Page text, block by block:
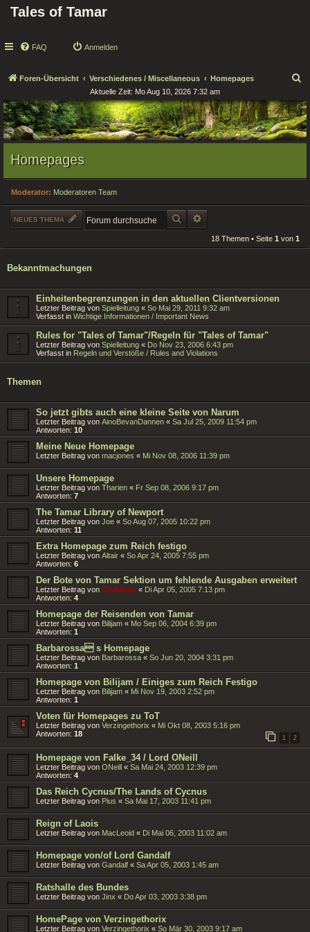
Tales of Tamar
FAQ Anmelden
Foren-Übersicht Verschiedenes / Miscellaneous Homepages
c
h
e
Aktuelle Zeit: Mo Aug 10, 2026 7:32 am
Homepages
Moderator: Moderatoren Team
NEUES THEMA SUCHE
18 Themen • Seite 1 von 1
Bekanntmachungen
Einheitenbegrenzungen in den aktuellen Clientversionen
Letzter Beitrag von Spielleitung « So Mai 29, 2011 9:32 am
Verfasst in Wichtige Informationen / Important News
Rules for "Tales of Tamar"/Regeln für "Tales of Tamar"
Letzter Beitrag von Spielleitung « Do Nov 23, 2006 6:43 pm
Verfasst in Regeln und Verstöße / Rules and Violations
Themen
So jetzt gibts auch eine kleine Seite von Narum
Letzter Beitrag von AinoBevanDannen « Sa Jul 25, 2009 11:54 pm
Antworten: 10
Meine Neue Homepage
Letzter Beitrag von macjones « Mi Nov 08, 2006 11:39 pm
Unsere Homepage
Letzter Beitrag von Tharien « Fr Sep 08, 2006 9:17 pm
Antworten: 7
The Tamar Library of Newport
Letzter Beitrag von Joe « So Aug 07, 2005 10:22 pm
Antworten: 11
Extra Homepage zum Reich festigo
Letzter Beitrag von Altair « So Apr 24, 2005 7:55 pm
Antworten: 6
Der Bote von Tamar Sektion um fehlende Ausgaben erweitert
Letzter Beitrag von Godefroy « Di Apr 05, 2005 7:13 pm
Antworten: 4
Homepage der Reisenden von Tamar
Letzter Beitrag von Bilijam « Mo Sep 06, 2004 6:39 pm
Antworten: 1
Barbarossa s Homepage
Letzter Beitrag von Barbarossa « So Jun 20, 2004 3:31 pm
Antworten: 1
Homepage von Bilijam / Einiges zum Reich Festigo
Letzter Beitrag von Bilijam « Mi Nov 19, 2003 2:52 pm
Antworten: 1
Voten für Homepages zu ToT
Letzter Beitrag von Verzingethorix « Mi Okt 08, 2003 5:16 pm
Antworten: 18
1 2
Homepage von Falke_34 / Lord ONeill
Letzter Beitrag von ONeill « Sa Mai 24, 2003 12:39 pm
Antworten: 4
Das Reich Cycnus/The Lands of Cycnus
Letzter Beitrag von Pius « Sa Mai 17, 2003 11:41 pm
Reign of Laois
Letzter Beitrag von MacLeoid « Di Mai 06, 2003 11:02 am
Homepage von/of Lord Gandalf
Letzter Beitrag von Gandalf « Sa Apr 05, 2003 1:45 am
Ratshalle des Bundes
Letzter Beitrag von Jinx « Do Apr 03, 2003 3:38 pm
HomePage von Verzingethorix
Letzter Beitrag von Verzingethorix « So Mär 30, 2003 9:17 am